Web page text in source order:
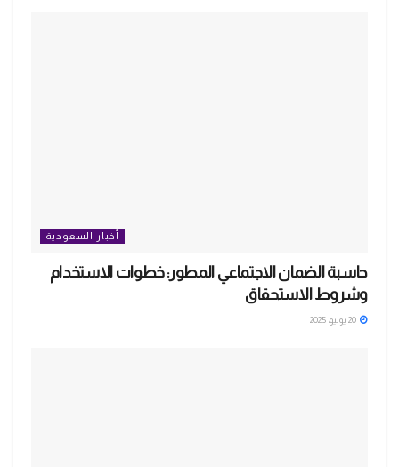
أخبار السعودية
حاسبة الضمان الاجتماعي المطور: خطوات الاستخدام
وشروط الاستحقاق